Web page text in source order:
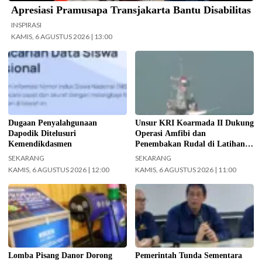
Apresiasi Pramusapa Transjakarta Bantu Disabilitas
INSPIRASI
KAMIS, 6 AGUSTUS 2026 | 13:00
Kemendikdasmen gerak cepat
(gercep) melakukan verifikasi dan
penelusuran terhadap informasi
soal dugaan penyalahgunaan Data
Pokok Pendidikan (Dapodik).
(Foto: ist)
Dugaan Penyalahgunaan
Dapodik Ditelusuri
Kemendikdasmen
SEKARANG
KAMIS, 6 AGUSTUS 2026 | 12:00
TNI Terintegrasi Tahun 2026 yang
digelar di Daerah Latihan TNI AL
Pantai Todak, Dabo Singkep,
Kabupaten Lingga, Kepulauan Riau.
(Foto: Pen/2)
Unsur KRI Koarmada II Dukung
Operasi Amfibi dan
Penembakan Rudal di Latihan
TNI Terintegrasi Tahun 2026
SEKARANG
KAMIS, 6 AGUSTUS 2026 | 11:00
Pemkot Surabaya gelar Lomba
Pisang Danor. (Foto:
Surabaya.go.id)
Lomba Pisang Danor Dorong
Menteri Keuangan (Menkeu)
Purbaya Yudhi Sadewa.
(InfoPublik.id)
Pemerintah Tunda Sementara